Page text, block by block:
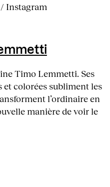
Instagram
Timo Lemmetti. Ses
colorées subliment les
l’ordinaire en
manière de voir le